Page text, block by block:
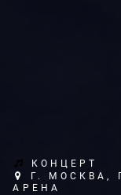
КОНЦЕРТ
Г. МОСКВА,
АРЕНА